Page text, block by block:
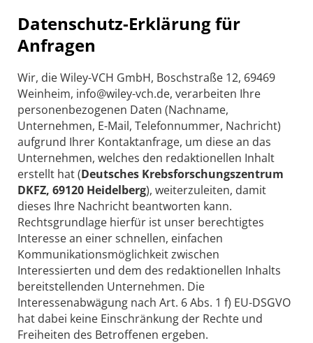
Datenschutz-Erklärung für
Anfragen
Wir, die Wiley-VCH GmbH, Boschstraße 12, 69469
Weinheim, info@wiley-vch.de, verarbeiten Ihre
personenbezogenen Daten (Nachname,
Unternehmen, E-Mail, Telefonnummer, Nachricht)
aufgrund Ihrer Kontaktanfrage, um diese an das
Unternehmen, welches den redaktionellen Inhalt
erstellt hat (Deutsches Krebsforschungszentrum
DKFZ, 69120 Heidelberg), weiterzuleiten, damit
dieses Ihre Nachricht beantworten kann.
Rechtsgrundlage hierfür ist unser berechtigtes
Interesse an einer schnellen, einfachen
Kommunikationsmöglichkeit zwischen
Interessierten und dem des redaktionellen Inhalts
bereitstellenden Unternehmen. Die
Interessenabwägung nach Art. 6 Abs. 1 f) EU-DSGVO
hat dabei keine Einschränkung der Rechte und
Freiheiten des Betroffenen ergeben.